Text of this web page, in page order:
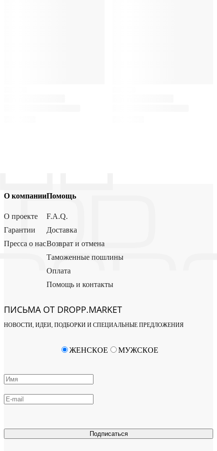
О компании
О проекте
Гарантии
Пресса о нас
Помощь
F.A.Q.
Доставка
Возврат и отмена
Таможенные пошлины
Оплата
Помощь и контакты
ПИСЬМА ОТ DROPP.MARKET
НОВОСТИ, ИДЕИ, ПОДБОРКИ И СПЕЦИАЛЬНЫЕ ПРЕДЛОЖЕНИЯ
Подписаться
ЖЕНСКОЕ МУЖСКОЕ